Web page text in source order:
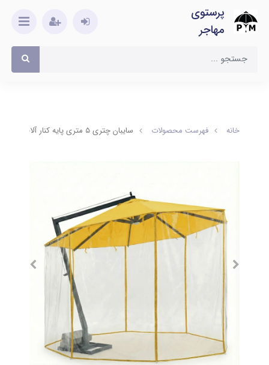
پرستوی
مهاجر
خانه فهرست محصولات سایبان چتری ۵ متری پایه کنار آلاچیقی با طلق پلاستیکی